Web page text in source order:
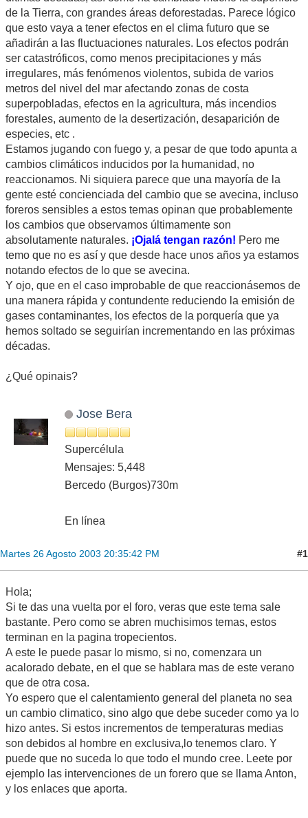
de la Tierra, con grandes áreas deforestadas. Parece lógico
que esto vaya a tener efectos en el clima futuro que se
añadirán a las fluctuaciones naturales. Los efectos podrán
ser catastróficos, como menos precipitaciones y más
irregulares, más fenómenos violentos, subida de varios
metros del nivel del mar afectando zonas de costa
superpobladas, efectos en la agricultura, más incendios
forestales, aumento de la desertización, desaparición de
especies, etc .
Estamos jugando con fuego y, a pesar de que todo apunta a
cambios climáticos inducidos por la humanidad, no
reaccionamos. Ni siquiera parece que una mayoría de la
gente esté concienciada del cambio que se avecina, incluso
foreros sensibles a estos temas opinan que probablemente
los cambios que observamos últimamente son
absolutamente naturales. ¡Ojalá tengan razón! Pero me
temo que no es así y que desde hace unos años ya estamos
notando efectos de lo que se avecina.
Y ojo, que en el caso improbable de que reaccionásemos de
una manera rápida y contundente reduciendo la emisión de
gases contaminantes, los efectos de la porquería que ya
hemos soltado se seguirían incrementando en las próximas
décadas.
¿Qué opinais?
Jose Bera
Supercélula
Mensajes: 5,448
Bercedo (Burgos)730m
En línea
Martes 26 Agosto 2003 20:35:42 PM #1
Hola;
Si te das una vuelta por el foro, veras que este tema sale
bastante. Pero como se abren muchisimos temas, estos
terminan en la pagina tropecientos.
A este le puede pasar lo mismo, si no, comenzara un
acalorado debate, en el que se hablara mas de este verano
que de otra cosa.
Yo espero que el calentamiento general del planeta no sea
un cambio climatico, sino algo que debe suceder como ya lo
hizo antes. Si estos incrementos de temperaturas medias
son debidos al hombre en exclusiva,lo tenemos claro. Y
puede que no suceda lo que todo el mundo cree. Leete por
ejemplo las intervenciones de un forero que se llama Anton,
y los enlaces que aporta.